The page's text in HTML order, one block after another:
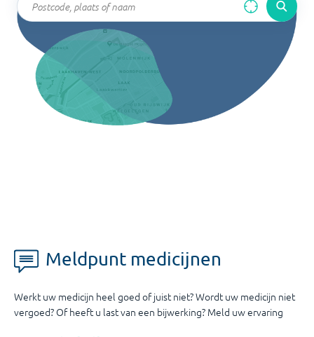
Meldpunt medicijnen
Werkt uw medicijn heel goed of juist niet? Wordt uw medicijn niet
vergoed? Of heeft u last van een bijwerking? Meld uw ervaring